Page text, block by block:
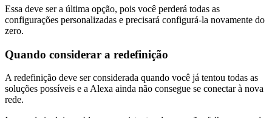
Essa deve ser a última opção, pois você perderá todas as
configurações personalizadas e precisará configurá-la novamente do
zero.
Quando considerar a redefinição
A redefinição deve ser considerada quando você já tentou todas as
soluções possíveis e a Alexa ainda não consegue se conectar à nova
rede.